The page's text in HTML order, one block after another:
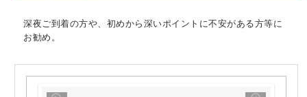
深夜ご到着の方や、初めから深いポイントに不安がある方等に
お勧め。